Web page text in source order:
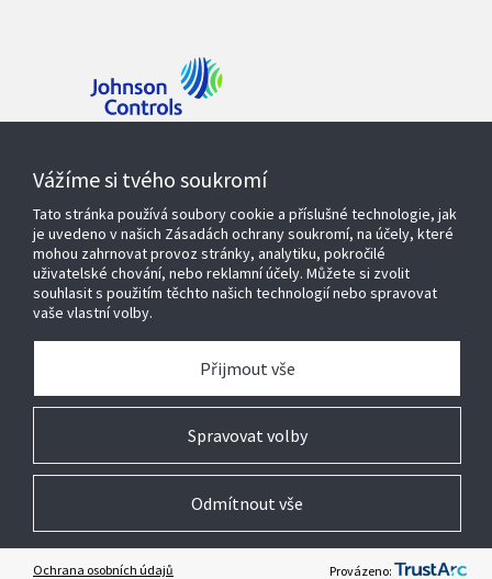
Produkty a řešení
Servisní služby
O nás
Právní
Ochrana osobních údajů
Vážíme si tvého soukromí
Tato stránka používá soubory cookie a příslušné technologie, jak
je uvedeno v našich Zásadách ochrany soukromí, na účely, které
mohou zahrnovat provoz stránky, analytiku, pokročilé
uživatelské chování, nebo reklamní účely. Můžete si zvolit
souhlasit s použitím těchto našich technologií nebo spravovat
vaše vlastní volby.
Spravovat volby
Přijmout vše
Odmítnout vše
Ochrana osobních údajů Provázeno:
Nastavení cookies